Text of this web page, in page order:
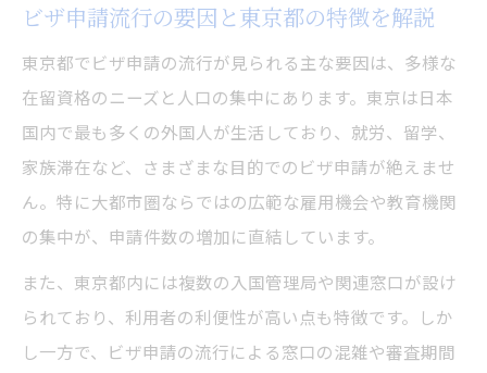
ビザ申請流行の要因と東京都の特徴を解説
東京都でビザ申請の流行が見られる主な要因は、多様な
在留資格のニーズと人口の集中にあります。東京は日本
国内で最も多くの外国人が生活しており、就労、留学、
家族滞在など、さまざまな目的でのビザ申請が絶えませ
ん。特に大都市圏ならではの広範な雇用機会や教育機関
の集中が、申請件数の増加に直結しています。
また、東京都内には複数の入国管理局や関連窓口が設け
られており、利用者の利便性が高い点も特徴です。しか
し一方で、ビザ申請の流行による窓口の混雑や審査期間